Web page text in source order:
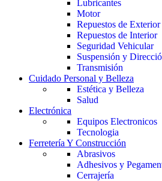
Lubricantes
Motor
Repuestos de Exterior
Repuestos de Interior
Seguridad Vehicular
Suspensión y
Transmisión
Cuidado Personal y Belleza
Estética y Belleza
Salud
Electrónica
Equipos Electronicos
Tecnologia
Ferretería Y Construcción
Abrasivos
Adhesivos y
Cerrajería